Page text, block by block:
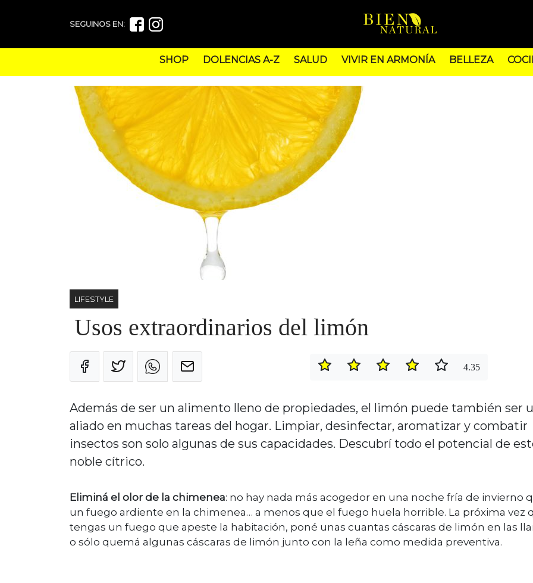
SEGUINOS EN:
SHOP DOLENCIAS A-Z SALUD VIVIR EN ARMONÍA BELLEZA
LIFESTYLE
Usos extraordinarios del limón
4.35
Además de ser un alimento lleno de propiedades, el limón puede también ser
aliado en muchas tareas del hogar. Limpiar, desinfectar, aromatizar y combatir
insectos son solo algunas de sus capacidades. Descubrí todo el potencial de
noble cítrico.
Eliminá el olor de la chimenea: no hay nada más acogedor en una noche fría de invierno
un fuego ardiente en la chimenea… a menos que el fuego huela horrible. La próxima vez
tengas un fuego que apeste la habitación, poné unas cuantas cáscaras de limón en las
o sólo quemá algunas cáscaras de limón junto con la leña como medida preventiva.